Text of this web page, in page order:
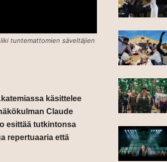
tuntemattomien säveltäjien
käsittelee
Claude
esittää tutkintonsa
repertuaaria että